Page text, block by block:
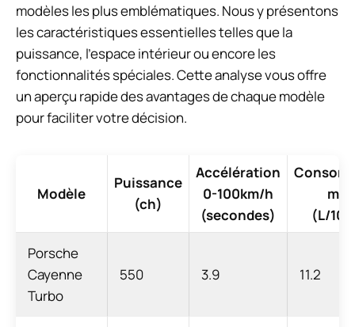
modèles les plus emblématiques. Nous y présentons
les caractéristiques essentielles telles que la
puissance, l’espace intérieur ou encore les
fonctionnalités spéciales. Cette analyse vous offre
un aperçu rapide des avantages de chaque modèle
pour faciliter votre décision.
Modèle
Puissance
(ch)
Accélération
0-100km/h
(secondes)
(L/
Porsche
Cayenne
Turbo
550 3.9 11.2